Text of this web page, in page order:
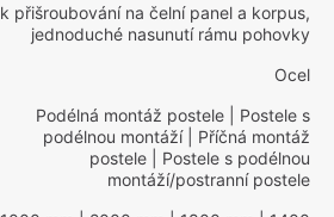
k přišroubování na čelní panel a korpus,
jednoduché nasunutí rámu pohovky
Ocel
Podélná montáž postele | Postele s
podélnou montáží| Příčná montáž
postele | Postele s podélnou
montáží/postranní postele